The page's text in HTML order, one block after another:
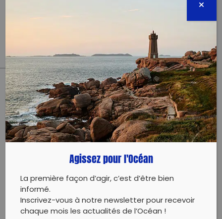
PARTAGER CET ARTICLE:
Partager sur Facebook
Partager sur
Twitter
Envoyer à
un ami
Copy to clipboard
Agissez pour l'Océan
La première façon d’agir, c’est d’être bien
informé.
Inscrivez-vous à notre newsletter pour recevoir
chaque mois les actualités de l’Océan !